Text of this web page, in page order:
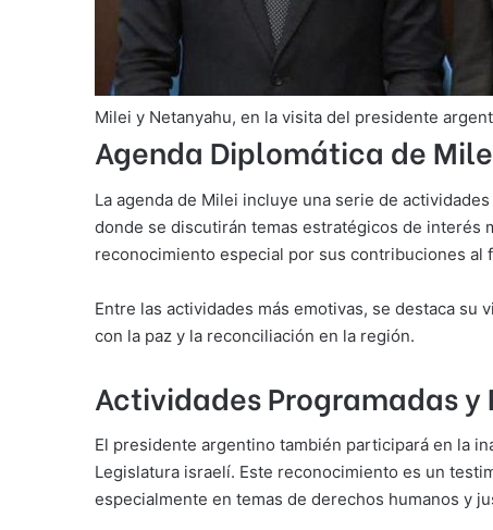
Milei y Netanyahu, en la visita del presidente
Agenda Diplomática de
La agenda de Milei incluye una serie de
donde se discutirán temas estratégicos de interés
reconocimiento especial por sus contribuciones al
Entre las actividades más emotivas, se destaca su
con la paz y la reconciliación en la región.
Actividades Programadas
El presidente argentino también participará en la
Legislatura israelí. Este reconocimiento es un
especialmente en temas de derechos humanos y